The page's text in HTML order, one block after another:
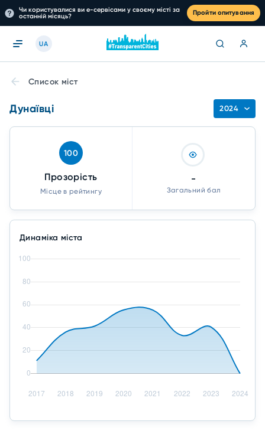
Чи користувалися ви е-сервісами у своєму місті за
останній місяць?
Пройти опитування
UA
Список міст
Дунаївці 2024
100
Прозорість
Місце в рейтингу
-
Загальний бал
Динаміка міста